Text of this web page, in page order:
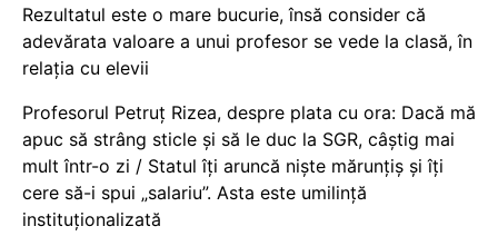
Rezultatul este o mare bucurie, însă consider că
adevărata valoare a unui profesor se vede la clasă, în
relația cu elevii
Profesorul Petruț Rizea, despre plata cu ora: Dacă mă
apuc să strâng sticle și să le duc la SGR, câștig mai
mult într-o zi / Statul îți aruncă niște mărunțiș și îți
cere să-i spui „salariu”. Asta este umilință
instituționalizată